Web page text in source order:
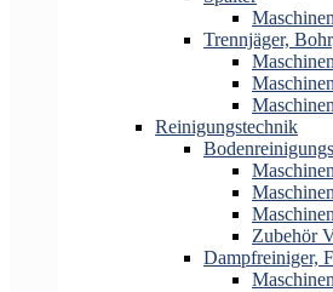
Trennjäger,
Reinigungstechnik
Zubehör
Dampfreiniger,